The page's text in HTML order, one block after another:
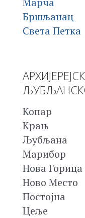
Бршљанац
Света Петка
Копар
Крањ
Љубљана
Марибор
Нова Горица
Ново Место
Постојна
Цеље